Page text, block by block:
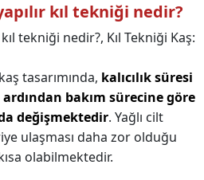
kıl tekniği nedir?
tekniği nedir?, Kıl Tekniği Kaş:
tasarımında, kalıcılık süresi
bakım sürecine göre
değişmektedir. Yağlı cilt
ulaşması daha zor olduğu
olabilmektedir.